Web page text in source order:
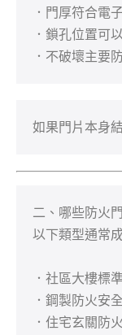
．門厚符合電
．鎖孔位置可
．不破壞主要
如果門片本身
二、哪些防火
以下類型通常
．社區大樓標
．鋼製防火安
．住宅玄關防